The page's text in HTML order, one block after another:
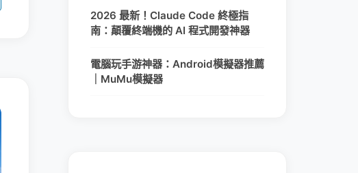
2026 最新！Claude Code 終極指
南：顛覆終端機的 AI 程式開發神器
電腦玩手游神器：Android模擬器推薦
｜MuMu模擬器